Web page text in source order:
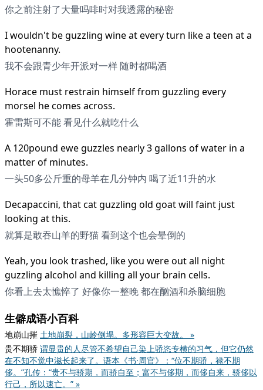
你之前注射了大量吗啡时对我透露的秘密
I wouldn't be guzzling wine at every turn like a teen at a
hootenanny.
我不会跟青少年开派对一样 随时都喝酒
Horace must restrain himself from guzzling every
morsel he comes across.
霍雷斯可不能 看见什么就吃什么
A 120pound ewe guzzles nearly 3 gallons of water in a
matter of minutes.
一头50多公斤重的母羊在几分钟内 喝了近11升的水
Decapaccini, that cat guzzling old goat will faint just
looking at this.
就算是敢吞山羊的野猫 看到这个也会晕倒的
Yeah, you look trashed, like you were out all night
guzzling alcohol and killing all your brain cells.
你看上去太憔悴了 好像你一整晚 都在酗酒和杀脑细胞
生僻成语小百科
地崩山摧 土地崩裂，山岭倒塌。多形容巨大变故。 »
贵不期骄 谓显贵的人尽管不希望自己染上骄恣专横的习气，但它仍然
在不知不觉中滋长起来了。语本《书·周官》：“位不期骄，禄不期
侈。”孔传：“贵不与骄期，而骄自至；富不与侈期，而侈自来，骄侈以
行己，所以速亡。” »